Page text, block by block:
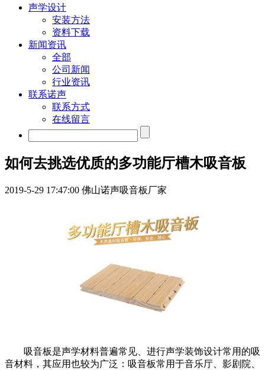
声学设计
安装方法
资料下载
新闻资讯
全部
公司新闻
行业资讯
联系诺声
联系方式
在线留言
如何去挑选优质的多功能厅槽木吸音板
2019-5-29 17:47:00 佛山诺声吸音板厂家
吸音板是声学材料普遍常见、进行声学装饰设计常用的吸
音材料，其应用也较为广泛：吸音板常用于音乐厅、影剧院、